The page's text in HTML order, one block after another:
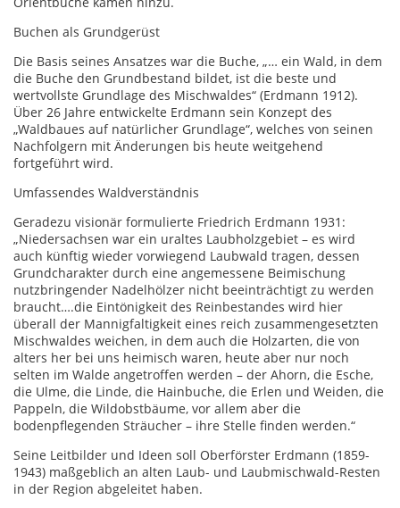
Buchen als Grundgerüst
Die Basis seines Ansatzes war die Buche, „… ein Wald, in dem
die Buche den Grundbestand bildet, ist die beste und
wertvollste Grundlage des Mischwaldes“ (Erdmann 1912).
Über 26 Jahre entwickelte Erdmann sein Konzept des
„Waldbaues auf natürlicher Grundlage“, welches von seinen
Nachfolgern mit Änderungen bis heute weitgehend
fortgeführt wird.
Umfassendes Waldverständnis
Geradezu visionär formulierte Friedrich Erdmann 1931:
„Niedersachsen war ein uraltes Laubholzgebiet – es wird
auch künftig wieder vorwiegend Laubwald tragen, dessen
Grundcharakter durch eine angemessene Beimischung
nutzbringender Nadelhölzer nicht beeinträchtigt zu werden
braucht….die Eintönigkeit des Reinbestandes wird hier
überall der Mannigfaltigkeit eines reich zusammengesetzten
Mischwaldes weichen, in dem auch die Holzarten, die von
alters her bei uns heimisch waren, heute aber nur noch
selten im Walde angetroffen werden – der Ahorn, die Esche,
die Ulme, die Linde, die Hainbuche, die Erlen und Weiden, die
Pappeln, die Wildobstbäume, vor allem aber die
bodenpflegenden Sträucher – ihre Stelle finden werden.“
Seine Leitbilder und Ideen soll Oberförster Erdmann (1859-
1943) maßgeblich an alten Laub- und Laubmischwald-Resten
in der Region abgeleitet haben.